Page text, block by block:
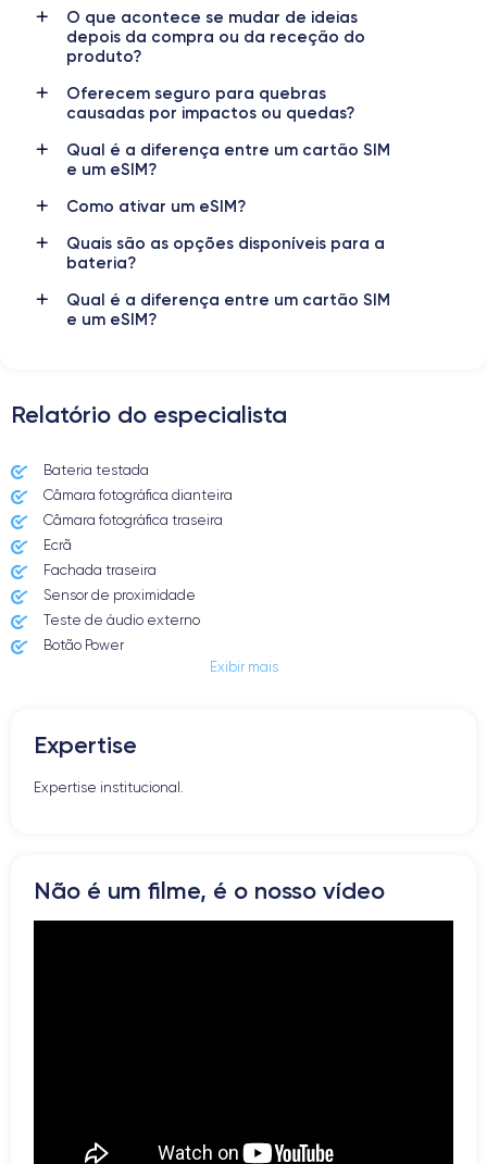
Bateria
3349 mAh
eSIM
eSIM
Rede móvel Desbloqueado
Sim, todos os operadores
O que acontece se mudar de ideias
depois da compra ou da receção do
produto?
Oferecem seguro para quebras
causadas por impactos ou quedas?
Qual é a diferença entre um cartão SIM
e um eSIM?
Como ativar um eSIM?
Quais são as opções disponíveis para a
bateria?
Qual é a diferença entre um cartão SIM
e um eSIM?
Relatório do especialista
Bateria testada
Câmara fotográfica dianteira
Câmara fotográfica traseira
Ecrã
Fachada traseira
Sensor de proximidade
Teste de áudio externo
Botão Power
Entrada Jack ou Lightening
Altifalante
Botão Home
Vibrador
Prise USB
Exibir mais
Expertise
Expertise institucional.
Não é um filme, é o nosso vídeo